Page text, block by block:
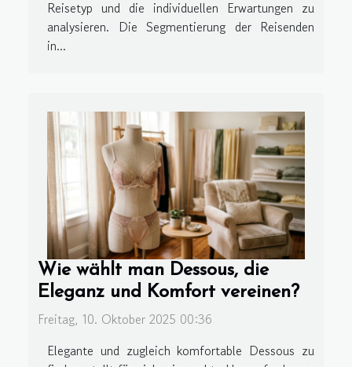
Reisetyp und die individuellen Erwartungen zu
analysieren. Die Segmentierung der Reisenden
in...
Wie wählt man Dessous, die
Eleganz und Komfort vereinen?
Freitag, 10. Oktober 2025 00:36
Elegante und zugleich komfortable Dessous zu